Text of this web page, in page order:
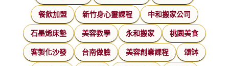
餐飲加盟 新竹身心靈課程 中和搬家公司
石墨烯床墊 美容教學 永和搬家 桃園美食
客製化沙發 台南做臉 美容創業課程 頌缽